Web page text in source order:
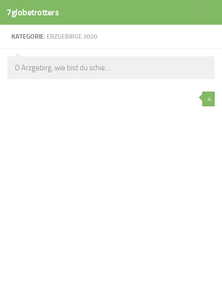
Zum Inhalt springen
7globetrotters
KATEGORIE: ERZGEBIRGE 2020
O Arzgebirg, wie bist du schie…
4